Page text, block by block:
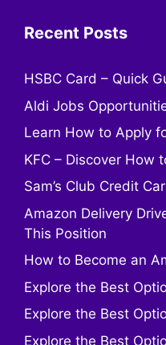
Recent Posts
HSBC Card – Quick
Aldi Jobs
Learn How to Apply
KFC – Discover How
Sam’s Club Credit
Amazon Delivery
This Position
How to Become an
Explore the Best
Explore the Best
Explore the Best